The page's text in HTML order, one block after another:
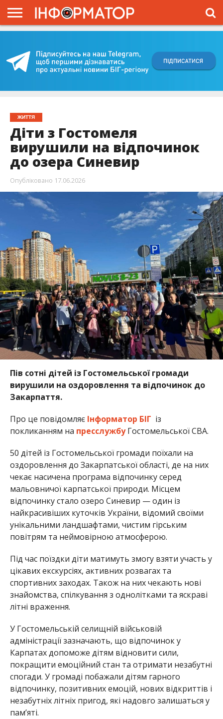
ПРОЄКТ
ЖИТТЯ
Діти з Гостомеля
вирушили на відпочинок
до озера Синевир
Опубліковано 17.06.2026
Пів сотні дітей із Гостомельської громади
вирушили на оздоровлення та відпочинок до
Закарпаття.
Про це повідомляє Інформатор БІГ із
покликанням на пресслужбуГостомельської СВА.
50 дітей із Гостомельської громади поїхали на
оздоровлення до Закарпатської області, де на них
чекає насичена програма відпочинку серед
мальовничої карпатської природи. Місцем
відпочинку стало озеро Синевир — один із
найкрасивіших куточків України, відомий своїми
унікальними ландшафтами, чистим гірським
повітрям та неймовірною атмосферою.
Під час поїздки діти матимуть змогу взяти участь у
цікавих екскурсіях, активних розвагах та
спортивних заходах. Також на них чекають нові
знайомства, спілкування з однолітками та яскраві
літні враження.
У Гостомельській селищній військовій
адміністрації зазначають, що відпочинок у
Карпатах допоможе дітям відновити сили,
покращити емоційний стан та отримати незабутні
спогади. У громаді побажали дітям гарного
відпочинку, позитивних емоцій, нових відкриттів і
незабутніх літніх пригод, які надовго залишаться у
пам’яті.